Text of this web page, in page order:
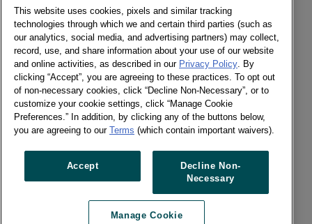
电子期刊
社交媒体
电子期刊
Twitter
LinkedIn
Previous article
This website uses cookies, pixels and similar tracking
technologies through which we and certain third parties (such as
our analytics, social media, and advertising partners) may collect,
record, use, and share information about your use of our website
and online activities, as described in our Privacy Policy . By
clicking “Accept”, you are agreeing to these practices. To opt out
of non-necessary cookies, click “Decline Non-Necessary”, or to
customize your cookie settings, click “Manage Cookie
Preferences.” In addition, by clicking any of the buttons below,
you are agreeing to our Terms (which contain important waivers).
Accept
Decline Non-
Necessary
Manage Cookie